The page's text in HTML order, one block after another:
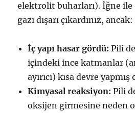
elektrolit buharları). İğne
gazı dışarı çıkardınız, ancak:
İç yapı hasar gördü: Pili
içindeki ince katmanlar
ayırıcı) kısa devre
Kimyasal reaksiyon: Pili
oksijen girmesine neden